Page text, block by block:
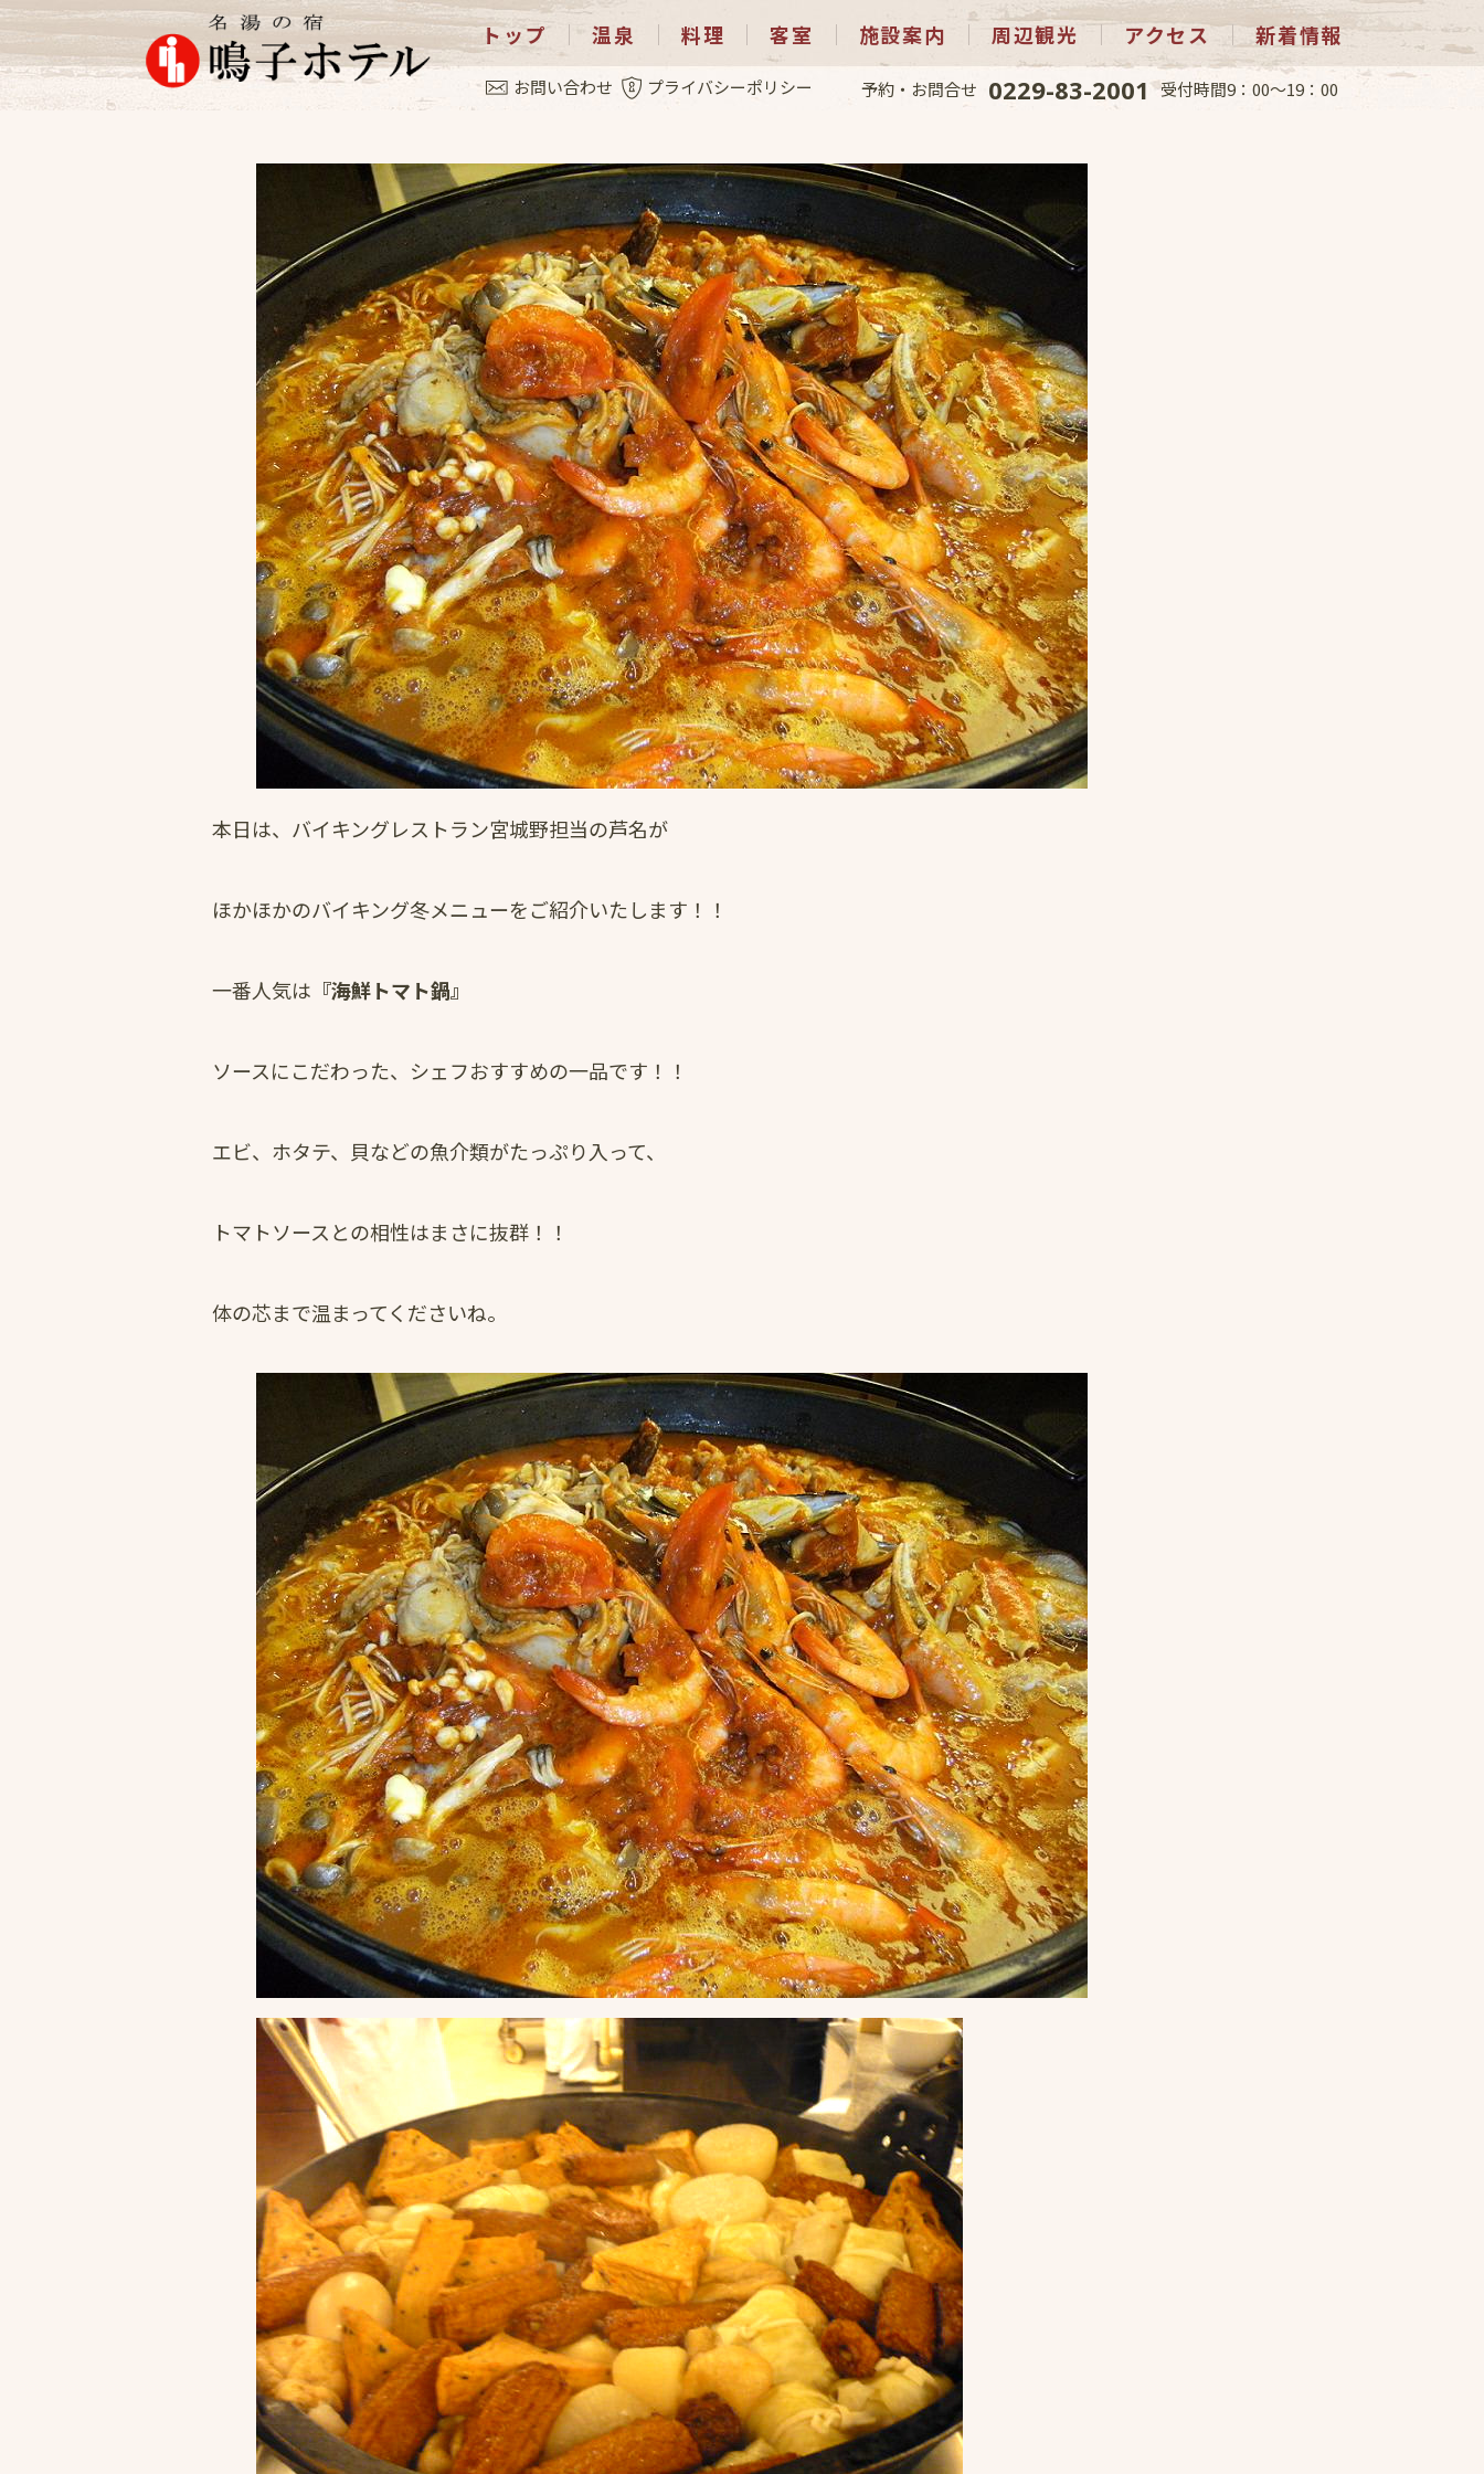
トップ 温泉 料理 客室 施設案内 周辺観光 アクセス 新着情報
お問い合わせ プライバシーポリシー 予約・お問合せ 0229-83-2001 受付時間9：00～19：00
お料理 2009.12.7
本日は、バイキングレストラン宮城野担当の芦名が
ほかほかのバイキング冬メニューをご紹介いたします！！
一番人気は 『海鮮トマト鍋』
ソースにこだわった、シェフおすすめの一品です！！
エビ、ホタテ、貝などの魚介類がたっぷり入って、
トマトソースとの相性はまさに抜群！！
体の芯まで温まってくださいね。